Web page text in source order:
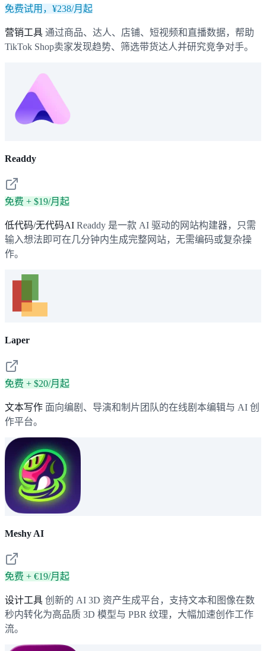
免费试用，¥238/月起
营销工具 通过商品、达人、店铺、短视频和直播数据，帮助
TikTok Shop卖家发现趋势、筛选带货达人并研究竞争对手。
Readdy
免费 + $19/月起
低代码/无代码AI Readdy 是一款 AI 驱动的网站构建器，只需
输入想法即可在几分钟内生成完整网站，无需编码或复杂操
作。
Laper
免费 + $20/月起
文本写作 面向编剧、导演和制片团队的在线剧本编辑与 AI 创
作平台。
Meshy AI
免费 + €19/月起
设计工具 创新的 AI 3D 资产生成平台，支持文本和图像在数
秒内转化为高品质 3D 模型与 PBR 纹理，大幅加速创作工作
流。